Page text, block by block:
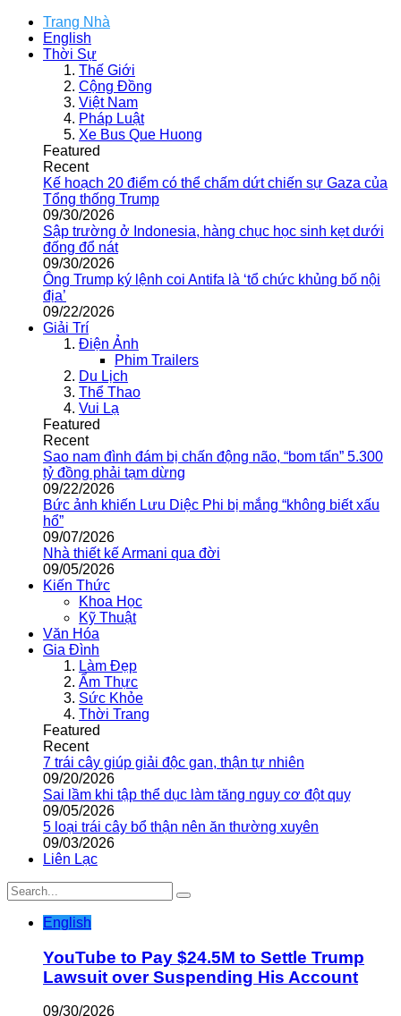
Trang Nhà
English
Thời Sự
Thế Giới
Cộng Đồng
Việt Nam
Pháp Luật
Xe Bus Que Huong
Featured
Recent
Kế hoạch 20 điểm có thể chấm dứt chiến sự Gaza của
Tổng thống Trump
09/30/2026
Sập trường ở Indonesia, hàng chục học sinh kẹt dưới
đống đổ nát
09/30/2026
Ông Trump ký lệnh coi Antifa là ‘tổ chức khủng bố nội
địa’
09/22/2026
Giải Trí
Điện Ảnh
Phim Trailers
Du Lịch
Thể Thao
Vui Lạ
Featured
Recent
Sao nam đình đám bị chấn động não, “bom tấn” 5.300
tỷ đồng phải tạm dừng
09/22/2026
Bức ảnh khiến Lưu Diệc Phi bị mắng “không biết xấu
hổ”
09/07/2026
Nhà thiết kế Armani qua đời
09/05/2026
Kiến Thức
Khoa Học
Kỹ Thuật
Văn Hóa
Gia Đình
Làm Đẹp
Ẩm Thực
Sức Khỏe
Thời Trang
Featured
Recent
7 trái cây giúp giải độc gan, thận tự nhiên
09/20/2026
Sai lầm khi tập thể dục làm tăng nguy cơ đột quỵ
09/05/2026
5 loại trái cây bổ thận nên ăn thường xuyên
09/03/2026
Liên Lạc
English
YouTube to Pay $24.5M to Settle Trump
Lawsuit over Suspending His Account
09/30/2026